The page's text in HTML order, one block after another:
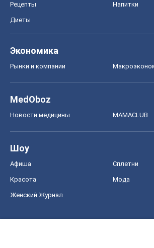
Рецепты Напитки
Диеты
Экономика
Рынки и компании
MedOboz
Новости медицины MAMACLUB
Шоу
Афиша Сплетни
Красота Мода
Женский Журнал